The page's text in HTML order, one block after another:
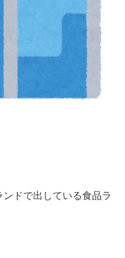
ドで出している食品ラ